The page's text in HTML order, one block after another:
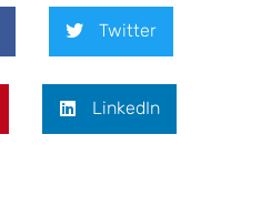
Twitter
LinkedIn